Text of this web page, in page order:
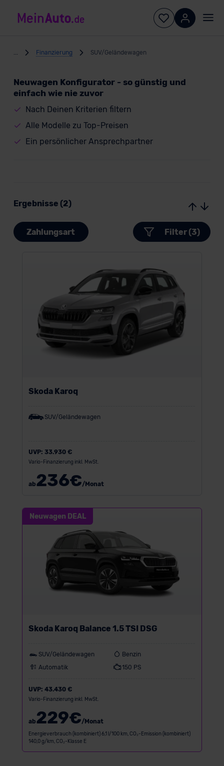
Finanzierung SUV/Geländewagen
Neuwagen Konfigurator - so günstig und
einfach wie nie zuvor
Nach Deinen Kriterien filtern
Alle Modelle zu Top-Preisen
Ein persönlicher Ansprechpartner
Ergebnisse (2)
Zahlungsart Filter (3)
Skoda Karoq
SUV/Geländewagen
UVP: 33.930 €
Vario-Finanzierung inkl. MwSt.
ab236€/Monat
Neuwagen DEAL
Skoda Karoq Balance 1.5 TSI DSG
SUV/Geländewagen
Benzin
Automatik
150 PS
UVP: 43.430 €
Vario-Finanzierung inkl. MwSt.
ab229€/Monat
Energieverbrauch (kombiniert) 6,1 l/100 km, CO₂-Emission (kombiniert)
140,0 g/km, CO₂-Klasse E